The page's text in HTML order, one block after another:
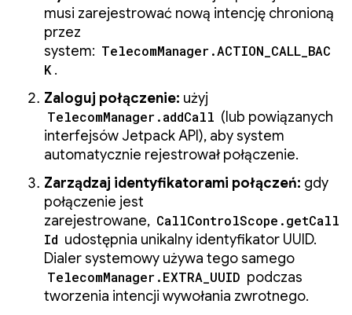
musi zarejestrować nową intencję chronioną
przez
system: TelecomManager.ACTION_CALL_BAC
K .
Zaloguj połączenie: użyj
TelecomManager.addCall (lub powiązanych
interfejsów Jetpack API), aby system
automatycznie rejestrował połączenie.
Zarządzaj identyfikatorami połączeń: gdy
połączenie jest
zarejestrowane, CallControlScope.getCall
Id udostępnia unikalny identyfikator UUID.
Dialer systemowy używa tego samego
TelecomManager.EXTRA_UUID podczas
tworzenia intencji wywołania zwrotnego.